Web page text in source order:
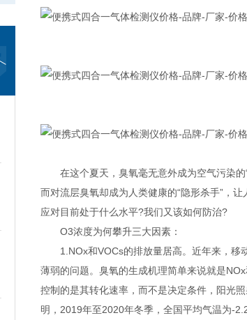
在这个夏天，臭氧毫无意外成为空气污染的“
而对流层臭氧却成为人类健康的“隐形杀手”，
应对目前处于什么水平?我们又该如何防治?
O3浓度为何攀升三大因素：
1.NOx和VOCs的排放量居高。近年来，移
薄弱的问题。臭氧的生成机理简单来说就是
控制的是其转化速率，而不是决定条件，阳光
明，2019年至2020年冬季，全国平均气温为-